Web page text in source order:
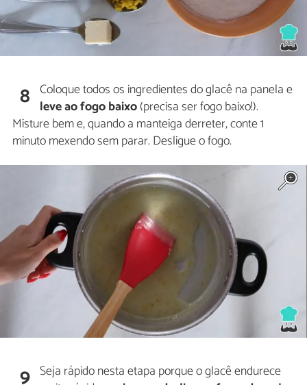
8 Coloque todos os ingredientes do glacê na panela e
leve ao fogo baixo(precisa ser fogo baixo!).
Misture bem e, quando a manteiga derreter, conte 1
minuto mexendo sem parar. Desligue o fogo.
9 Seja rápido nesta etapa porque o glacê endurece